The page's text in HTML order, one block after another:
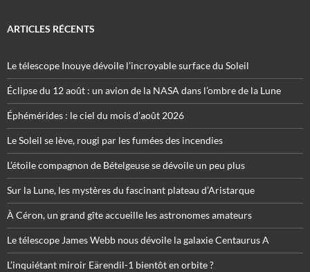
ARTICLES RÉCENTS
Le télescope Inouye dévoile l’incroyable surface du Soleil
Éclipse du 12 août : un avion de la NASA dans l’ombre de la Lune
Éphémérides : le ciel du mois d’août 2026
Le Soleil se lève, rougi par les fumées des incendies
L’étoile compagnon de Bételgeuse se dévoile un peu plus
Sur la Lune, les mystères du fascinant plateau d’Aristarque
À Céron, un grand gîte accueille les astronomes amateurs
Le télescope James Webb nous dévoile la galaxie Centaurus A
L’inquiétant miroir Eärendil-1 bientôt en orbite ?